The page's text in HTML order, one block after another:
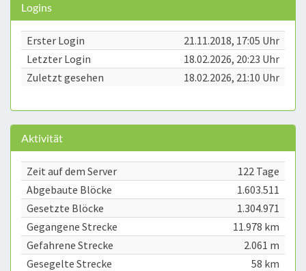
Logins
Erster Login
21.11.2018, 17:05 Uhr
Letzter Login
18.02.2026, 20:23 Uhr
Zuletzt gesehen
18.02.2026, 21:10 Uhr
Aktivität
Zeit auf dem Server
122 Tage
Abgebaute Blöcke
1.603.511
Gesetzte Blöcke
1.304.971
Gegangene Strecke
11.978 km
Gefahrene Strecke
2.061 m
Gesegelte Strecke
58 km